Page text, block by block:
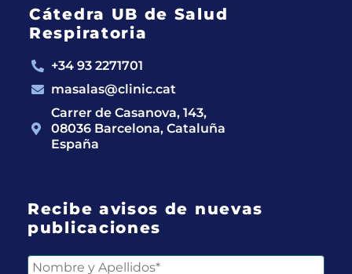
Cátedra UB de Salud
Respiratoria
+34 93 2271701
masalas@clinic.cat
Carrer de Casanova, 143,
08036 Barcelona, Cataluña
España
Recibe avisos de nuevas
publicaciones